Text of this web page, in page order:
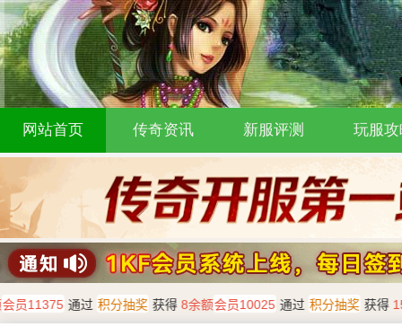
网站首页 传奇资讯 新服评测 玩服